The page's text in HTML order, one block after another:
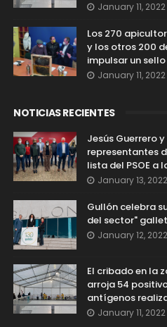
January 11, 2022
Los 270
y los otros 200
impulsar un
January 11, 2022
NOTICIAS RECIENTES
Jesús Guerrero
representantes
lista del PSOE a
January 13, 2022
Gullón celebra
del sector"
January 12, 2022
El cribado en la
arroja 54
antígenos
January 11, 2022